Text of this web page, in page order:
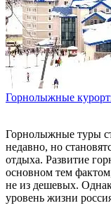
Горнолыжные
Горнолыжные туры
недавно, но
отдыха. Развитие
основном тем
не из дешевых.
уровень жизни